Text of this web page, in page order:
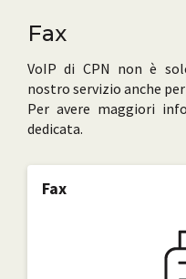
Fax
VoIP di CPN non è
nostro servizio anche per
Per avere maggiori
dedicata.
Fax